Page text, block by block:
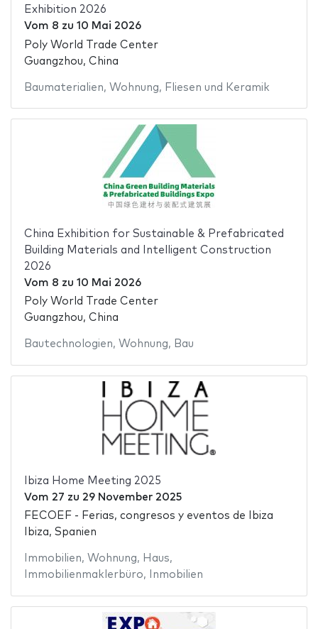
Exhibition 2026
Vom 8 zu 10 Mai 2026
Poly World Trade Center
Guangzhou, China
Baumaterialien, Wohnung, Fliesen und Keramik
China Exhibition for Sustainable & Prefabricated
Building Materials and Intelligent Construction
2026
Vom 8 zu 10 Mai 2026
Poly World Trade Center
Guangzhou, China
Bautechnologien, Wohnung, Bau
Ibiza Home Meeting 2025
Vom 27 zu 29 November 2025
FECOEF - Ferias, congresos y eventos de Ibiza
Ibiza, Spanien
Immobilien, Wohnung, Haus,
Immobilienmaklerbüro, Inmobilien